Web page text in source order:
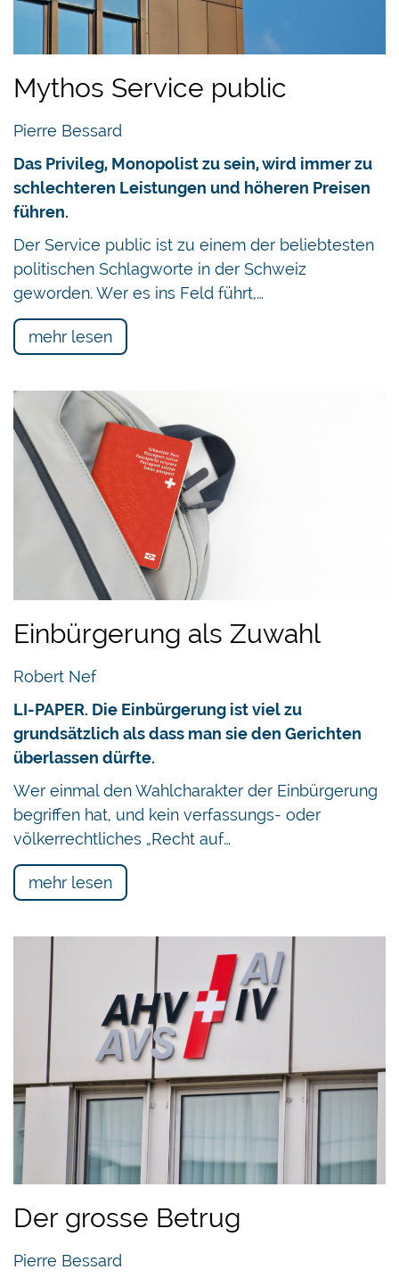
Mythos Service public
Pierre Bessard
Das Privileg, Monopolist zu sein, wird immer zu
schlechteren Leistungen und höheren Preisen
führen.
Der Service public ist zu einem der beliebtesten
politischen Schlagworte in der Schweiz
geworden. Wer es ins Feld führt,…
mehr lesen
Einbürgerung als Zuwahl
Robert Nef
LI-PAPER. Die Einbürgerung ist viel zu
grundsätzlich als dass man sie den Gerichten
überlassen dürfte.
Wer einmal den Wahlcharakter der Einbürgerung
begriffen hat, und kein verfassungs- oder
völkerrechtliches „Recht auf…
mehr lesen
Der grosse Betrug
Pierre Bessard